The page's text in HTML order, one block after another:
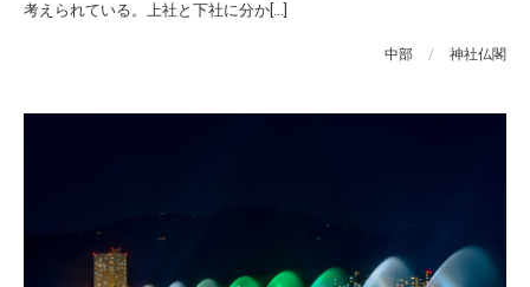
考えられている。上社と下社に分か[...]
中部 / 神社仏閣